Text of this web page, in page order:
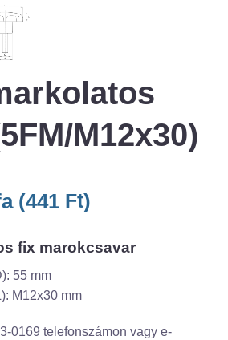
M12x30)
(441 Ft)
fix marokcsavar
55 mm
M12x30 mm
0169 telefonszámon vagy e-